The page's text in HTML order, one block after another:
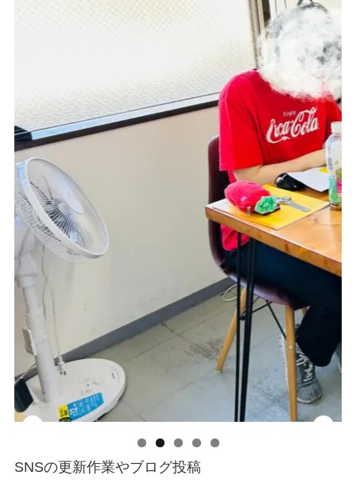
SNSの更新作業やブログ投稿